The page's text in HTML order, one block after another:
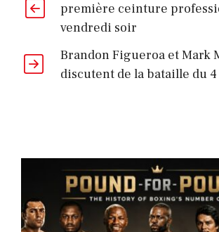
première ceinture
vendredi soir
Brandon Figueroa et Mark
discutent de la bataille du 4